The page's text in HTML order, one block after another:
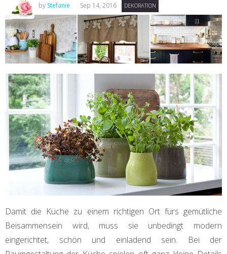
by Stefanie Sep 14, 2016 DEKORATION
Damit die Küche zu einem richtigen Ort fürs gemütliche
Beisammensein wird, muss sie unbedingt modern
eingerichtet, schön und einladend sein. Bei der